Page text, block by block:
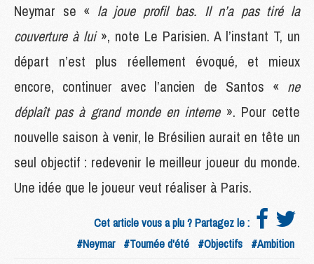
Neymar se « la joue profil bas. Il n’a pas tiré la
couverture à lui », note Le Parisien. A l’instant T, un
départ n’est plus réellement évoqué, et mieux
encore, continuer avec l’ancien de Santos « ne
déplaît pas à grand monde en interne ». Pour cette
nouvelle saison à venir, le Brésilien aurait en tête un
seul objectif : redevenir le meilleur joueur du monde.
Une idée que le joueur veut réaliser à Paris.
Cet article vous a plu ? Partagez le :
#Neymar #Tournée d'été #Objectifs #Ambition